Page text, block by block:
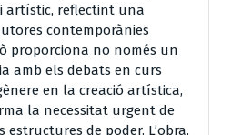
artístic, reflectint una
contemporànies
proporciona no només un
amb els debats en curs
en la creació artística,
la necessitat urgent de
de poder. L’obra,